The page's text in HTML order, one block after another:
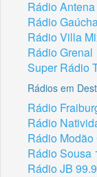
Rádio Antena
Rádio
Rádio Villa
Rádio Grenal
Super Rádio
Rádios em
Rádio
Rádio
Rádio
Rádio Sousa
Rádio JB